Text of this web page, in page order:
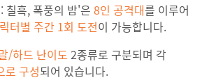
칠흑, 폭풍의 밤'은 8인 공격대를 이루어
터별 주간 1회 도전이 가능합니다.
/하드 난이도 2종류로 구분되며 각
로 구성되어 있습니다.